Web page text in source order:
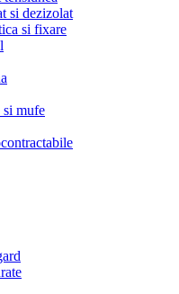
si dezizolat
si fixare
si mufe